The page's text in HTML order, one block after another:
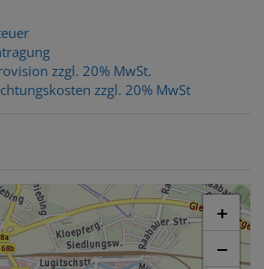
zzgl. 20% MwSt.
zzgl. 20% MwSt
+
−